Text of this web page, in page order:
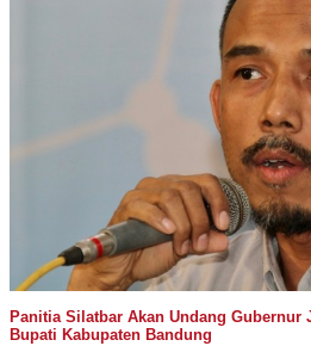
Panitia Silatbar Akan Undang Gubernur
Bupati Kabupaten Bandung